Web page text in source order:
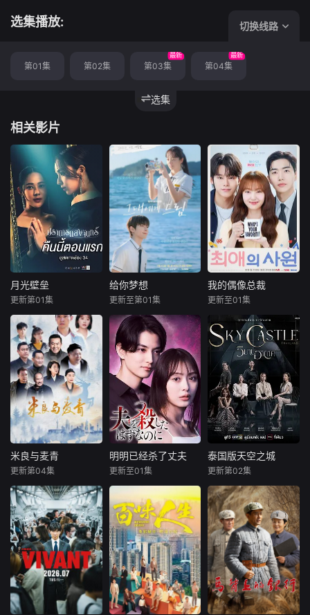
选集播放: 切换线路
选集
第01集 第02集 第03集
最新
第04集
最新
相关影片
月光壁垒
安雅琳·堤拉塔南帕
阿萍雅·萨库尔加伦苏
Jilla的人生在
一次采访中彻底偏
离了轨道，她采访
的对象是泰国著名
房地产集团继承人
Khae-arun。表面
看来，Khae-arun
堪称完美：家世显
赫、学历耀眼、事
她的丈夫Nitch
月光壁垒
更新第01集
给你梦想
该剧是一部浪漫喜
剧，讲述了连一个
梦想都无所畏惧的
十几岁，被现实挡
住而受挫的二十几
岁，像变成那样的
大人的三十几岁的
记者李载与一个生
活在父母设计的世
界的十几岁，破壳
而出奔向世界的二
梦想的三十几岁的
电影导演禹秀彬
（黄寅烨 饰）的故
事。
给你梦想
更新至第01集
我的偶像总裁
车禹闵
该剧改编自网
络漫画《我的欧巴
是偶像》，是一部
浪漫喜剧。讲述进
入由前偶像兼CEO
李灿领导的公司工
作的南多凛，与在
那里遇到的社长姜
河基的故事。姜勋
饰演姜河基。姜河
但他拥有比任何人
都温暖
我的偶像总裁
更新至01集
米良与麦青
赵波
一根网线连接了中
国鹿鸣村和英国牛
津，麦香通过视频
向米良宣告：婚不
结了。鹿鸣村开了
锅，村民大骂麦香
是叛徒。麦香是婚
前体检查出不孕
米良与麦青
更新第04集
明明已经杀了丈夫
渡边圭祐
箭内梦菜
妻子莉乃（内
田理央饰演）擅长
烹饪，丈夫庆太
（渡边圭祐饰）温
柔体贴。这对夫妻
原本过着幸福的生
活，然而在结婚纪
明明已经杀了丈夫
更新至01集
泰国版天空之城
玛娜莎楠·潘叻翁固
布莎甘·丹迪帕纳
暂无剧情简介
泰国版天空之城
更新第02集